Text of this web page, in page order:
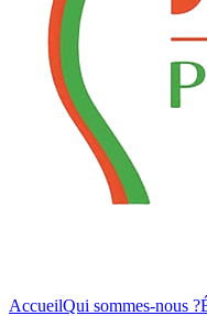
AccueilQui sommes-nous ?